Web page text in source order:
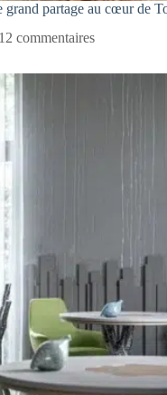
grand partage au cœur de
12 commentaires